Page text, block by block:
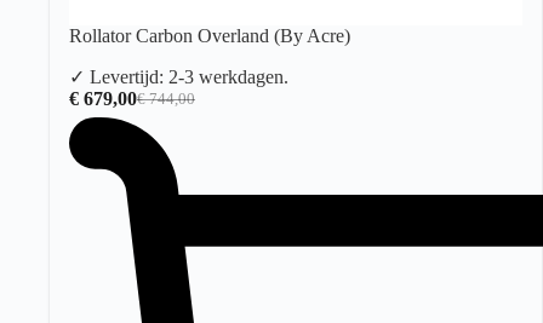
Rollator Carbon Overland (By Acre)
✓ Levertijd: 2-3 werkdagen.
€744,00
Oorspronkelijke
prijs
was:
€ 744,00.
€ 679,00Huidige
prijs
€ 679,00.